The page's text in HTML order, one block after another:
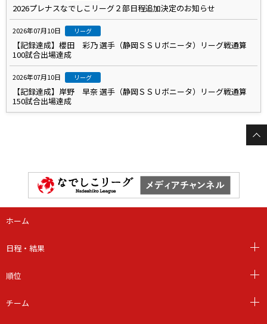
2026プレナスなでしこリーグ２部日程追加決定のお知らせ
2026年07月10日 リーグ
【記録達成】櫻田 彩乃 選手（静岡ＳＳＵボニータ）リーグ戦通算
100試合出場達成
2026年07月10日 リーグ
【記録達成】岸野 早奈 選手（静岡ＳＳＵボニータ）リーグ戦通算
150試合出場達成
ホーム
日程・結果
順位
チーム